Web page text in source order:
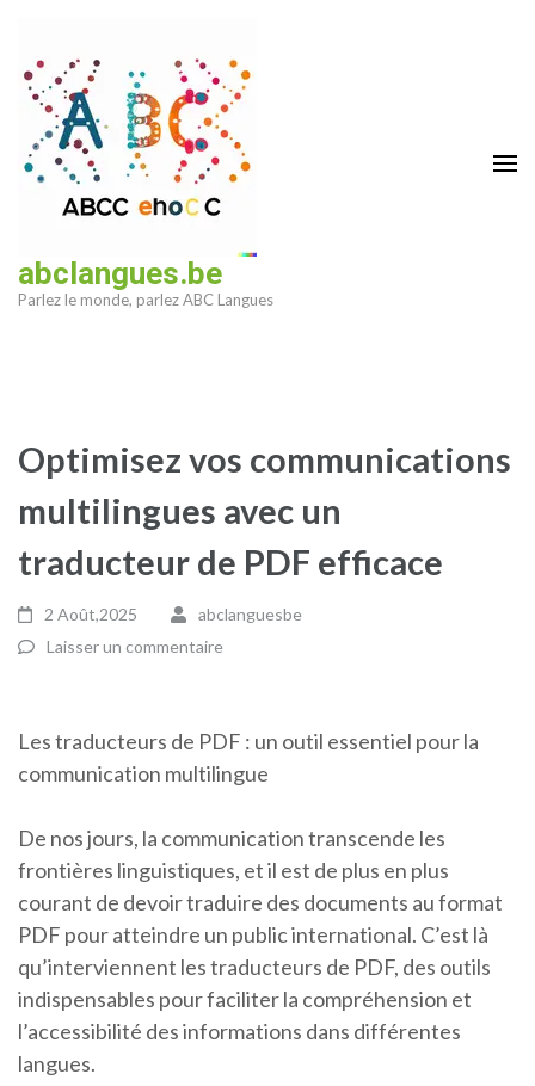
contenu
(Pressez
Entrée)
abclangues.be
Parlez le monde, parlez ABC Langues
Optimisez vos communications
multilingues avec un
traducteur de PDF efficace
2 Août,2025
abclanguesbe
Laisser un commentaire
Les traducteurs de PDF : un outil essentiel pour la
communication multilingue
De nos jours, la communication transcende les
frontières linguistiques, et il est de plus en plus
courant de devoir traduire des documents au format
PDF pour atteindre un public international. C’est là
qu’interviennent les traducteurs de PDF, des outils
indispensables pour faciliter la compréhension et
l’accessibilité des informations dans différentes
langues.